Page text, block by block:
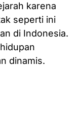
karena
seperti ini
di Indonesia.
dinamis.